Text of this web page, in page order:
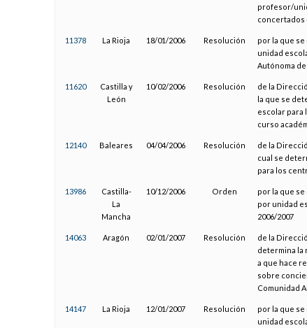
profesor/
concertados
11378 La Rioja 18/01/2006 Resolución
por la que
unidad
Autónoma
11620
Castilla y
León
10/02/2006 Resolución
de la
la que se
escolar para
curso
12140 Baleares 04/04/2006 Resolución
de la
cual se
para los
13986
Castilla-
La
Mancha
10/12/2006 Orden
por la que se
por unidad
2006/2007
14063 Aragón 02/01/2007 Resolución
de la
determina la
a que hace
sobre
Comunidad
14147 La Rioja 12/01/2007 Resolución
por la que
unidad